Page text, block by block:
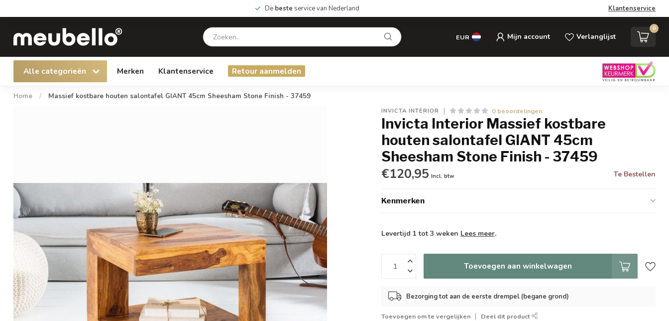
De beste service van Nederland Klantenservice
EUR Mijn account Verlanglijst
0
Alle categorieën Merken Klantenservice Retour aanmelden
Home / Massief kostbare houten salontafel GIANT 45cm Sheesham Stone Finish - 37459
INVICTA INTERIOR 0 beoordelingen
Invicta Interior Massief kostbare
houten salontafel GIANT 45cm
Sheesham Stone Finish - 37459
€120,95 Incl. btw Te Bestellen
Kenmerken
Levertijd 1 tot 3 weken Lees meer.
Toevoegen aan winkelwagen
Bezorging tot aan de eerste drempel (begane grond)
Toevoegen om te vergelijken Deel dit product